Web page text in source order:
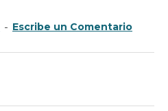
- Escribe un Comentario